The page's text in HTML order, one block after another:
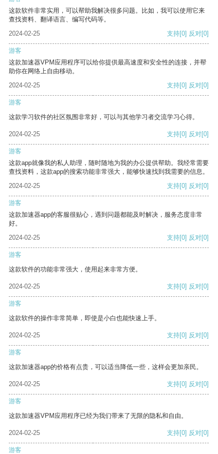
这款软件非常实用，可以帮助我解决很多问题。比如，我可以使用它来
查找资料、翻译语言、编写代码等。
2024-02-25
支持[0] 反对[0]
游客
这款加速器VPM应用程序可以给你提供最高速度和安全性的连接，并帮
助你在网络上自由移动。
2024-02-25
支持[0] 反对[0]
游客
这款学习软件的社区氛围非常好，可以与其他学习者交流学习心得。
2024-02-25 支持[0] 反对[0]
游客
这款app就像我的私人助理，随时随地为我的办公提供帮助。我经常需要
查找资料，这款app的搜索功能非常强大，能够快速找到我需要的信息。
2024-02-25
支持[0] 反对[0]
游客
这款加速器app的客服很贴心，遇到问题都能及时解决，服务态度非常
好。
2024-02-25
支持[0] 反对[0]
游客
这款软件的功能非常强大，使用起来非常方便。
2024-02-25 支持[0] 反对[0]
游客
这款软件的操作非常简单，即使是小白也能快速上手。
2024-02-25 支持[0] 反对[0]
游客
这款加速器app的价格有点贵，可以适当降低一些，这样会更加亲民。
2024-02-25 支持[0] 反对[0]
游客
这款加速器VPM应用程序已经为我们带来了无限的隐私和自由。
2024-02-25 支持[0] 反对[0]
游客